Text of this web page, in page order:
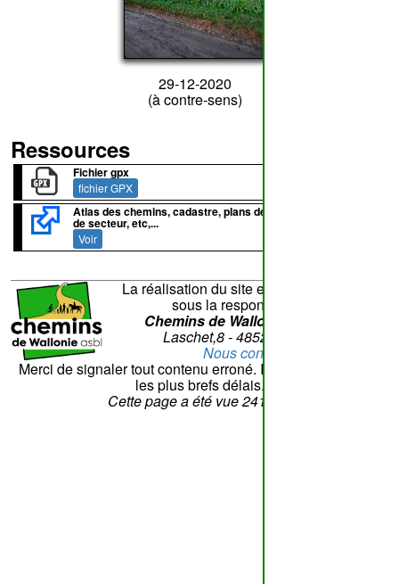
29-12-2020
(à contre-sens)
Ressources
Fichier gpx
fichier GPX
Atlas des chemins, cadastre, plans de lotissement, plans
de secteur, etc,...
Voir
La réalisation du site et son contenu sont
sous la responsabilité de
Chemins de Wallonie asbl
Laschet,8 - 4852 Hombourg
Nous contacter
Merci de signaler tout contenu erroné. Il sera corrigé dans
les plus brefs délais.
Cette page a été vue241